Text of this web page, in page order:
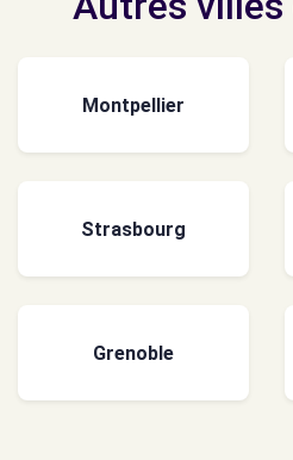
Montpellier
Strasbourg
Grenoble